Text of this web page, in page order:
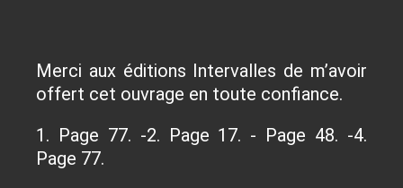
Merci aux éditions Intervalles de m’avoir
offert cet ouvrage en toute confiance.
1. Page 77. -2. Page 17. - Page 48. -4.
Page 77.